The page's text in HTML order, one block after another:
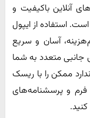
آنلاین با‌‌‌کیفیت و
استفاده از ایپول
آسان و سریع
جانبی متعدد به شما
ممکن را با ریسک
فرم و پرسشنامه‌های